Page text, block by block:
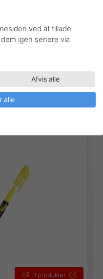
Gå til produktet
ved at tillade
igen senere via
Afvis alle
alle